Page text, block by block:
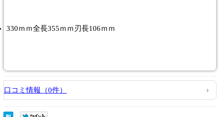
330ｍｍ全長355ｍｍ刃長106ｍｍ
口コミ情報（0件）